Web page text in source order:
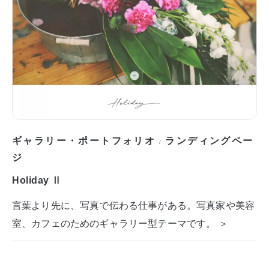
ギャラリー・ポートフォリオ / ランディングペー
ジ
Holiday Ⅱ
言葉より先に、写真で伝わる仕事がある。写真家や美容
室、カフェのためのギャラリー型テーマです。 ＞